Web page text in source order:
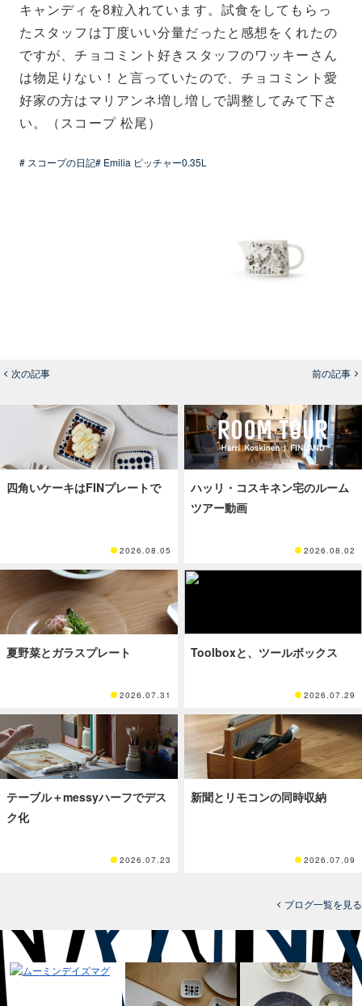
キャンディを8粒入れています。試食をしてもらっ
たスタッフは丁度いい分量だったと感想をくれたの
ですが、チョコミント好きスタッフのワッキーさん
は物足りない！と言っていたので、チョコミント愛
好家の方はマリアンネ増し増しで調整してみて下さ
い。（スコープ 松尾）
# スコープの日記# Emilia ピッチャー0.35L
次の記事 前の記事
四角いケーキはFINプレートで
2026.08.05
ハッリ・コスキネン宅のルーム
ツアー動画
2026.08.02
夏野菜とガラスプレート
2026.07.31
Toolboxと、ツールボックス
2026.07.29
テーブル＋messyハーフでデス
ク化
2026.07.23
新聞とリモコンの同時収納
2026.07.09
ブログ一覧を見る